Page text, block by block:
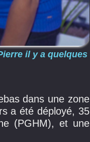
il y a quelques
dans une zone
a été déployé, 35
(PGHM), et une